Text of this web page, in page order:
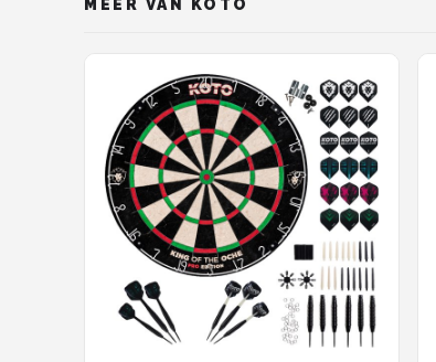
MEER VAN KOTO